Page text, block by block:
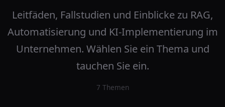
Leitfäden, Fallstudien und Einblicke zu RAG,
Automatisierung und KI-Implementierung im
Unternehmen. Wählen Sie ein Thema und
tauchen Sie ein.
7 Themen